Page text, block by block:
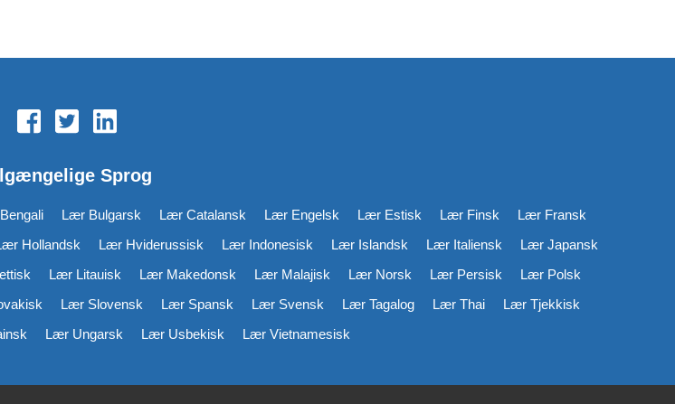
Sprog
Lær Bulgarsk Lær Catalansk Lær Engelsk Lær Estisk Lær Finsk
Lær Fransk
Hollandsk Lær Hviderussisk Lær Indonesisk Lær Islandsk Lær Italiensk
Lær Japansk
Lær Litauisk Lær Makedonsk Lær Malajisk Lær Norsk Lær Persisk
Lær Polsk
Lær Slovensk Lær Spansk Lær Svensk Lær Tagalog Lær Thai
Lær Tjekkisk
Lær Ungarsk Lær Usbekisk Lær Vietnamesisk